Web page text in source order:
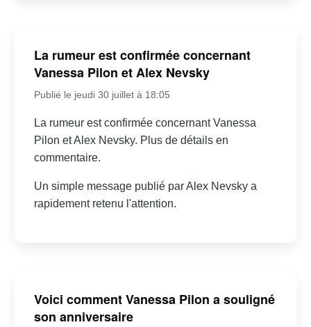
La rumeur est confirmée concernant
Vanessa Pilon et Alex Nevsky
Publié le jeudi 30 juillet à 18:05
La rumeur est confirmée concernant Vanessa
Pilon et Alex Nevsky. Plus de détails en
commentaire.
Un simple message publié par Alex Nevsky a
rapidement retenu l'attention.
Voici comment Vanessa Pilon a souligné
son anniversaire